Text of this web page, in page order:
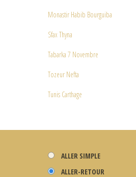
Monastir Habib Bourguiba
Sfax Thyna
Tabarka 7 Novembre
Tozeur Nefta
Tunis Carthage
ALLER SIMPLE
ALLER-RETOUR